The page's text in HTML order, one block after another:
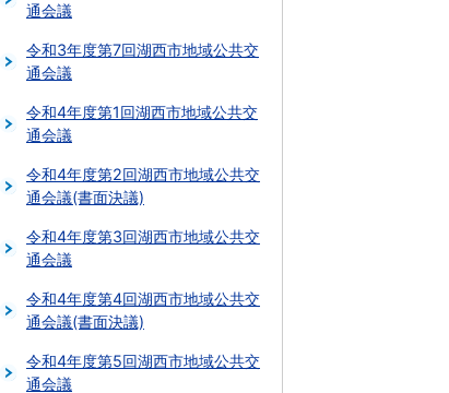
通会議
令和3年度第7回湖西市地域公共交
通会議
令和4年度第1回湖西市地域公共交
通会議
令和4年度第2回湖西市地域公共交
通会議(書面決議)
令和4年度第3回湖西市地域公共交
通会議
令和4年度第4回湖西市地域公共交
通会議(書面決議)
令和4年度第5回湖西市地域公共交
通会議